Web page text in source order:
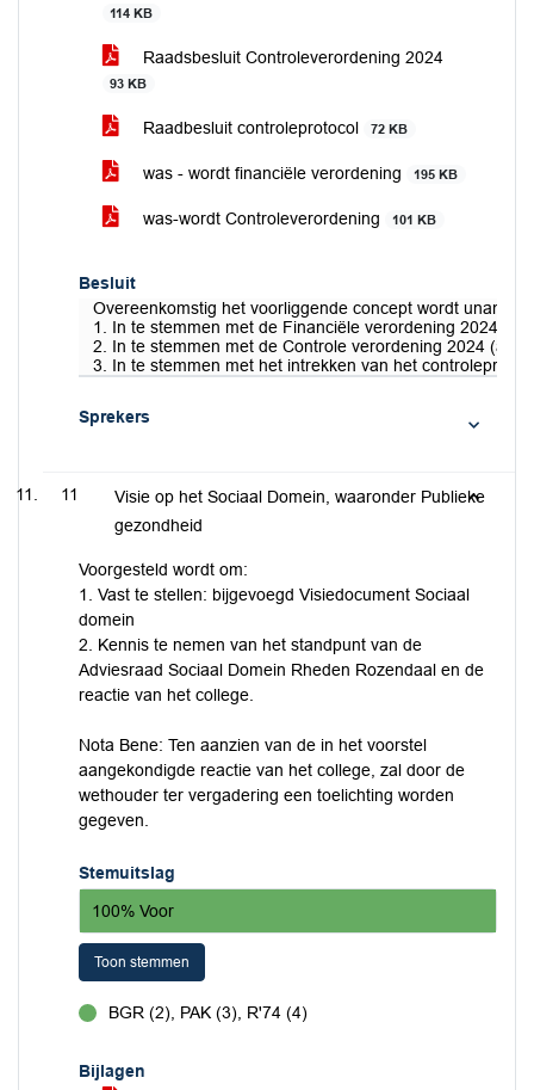
114 KB
Raadsbesluit Controleverordening 2024
93 KB
Raadbesluit controleprotocol 72 KB
was - wordt financiële verordening 195 KB
was-wordt Controleverordening 101 KB
Besluit
Overeenkomstig het voorliggende concept wordt
1. In te stemmen met de Financiële verordening 2024
2. In te stemmen met de Controle verordening 2024 (art
3. In te stemmen met het intrekken van het
Sprekers
11
Visie op het Sociaal Domein, waaronder Publieke
gezondheid
Voorgesteld wordt om:
1. Vast te stellen: bijgevoegd Visiedocument Sociaal
domein
2. Kennis te nemen van het standpunt van de
Adviesraad Sociaal Domein Rheden Rozendaal en de
reactie van het college.
Nota Bene: Ten aanzien van de in het voorstel
aangekondigde reactie van het college, zal door de
wethouder ter vergadering een toelichting worden
gegeven.
Stemuitslag
100% Voor
Toon stemmen
BGR (2), PAK (3), R'74 (4)
Bijlagen